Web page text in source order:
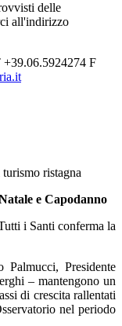
delle
all'indirizzo
+39.06.5924274 F
ristagna
e Capodanno
i Santi conferma la
Palmucci, Presidente
– mantengono un
di crescita rallentati
nel periodo